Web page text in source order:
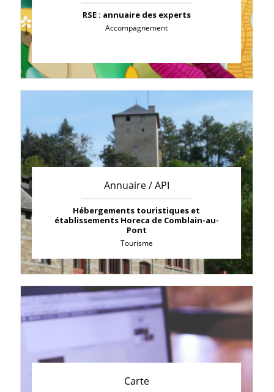
RSE : annuaire des experts
Accompagnement
Annuaire / API
Hébergements touristiques et
établissements Horeca de Comblain-au-
Pont
Tourisme
Carte